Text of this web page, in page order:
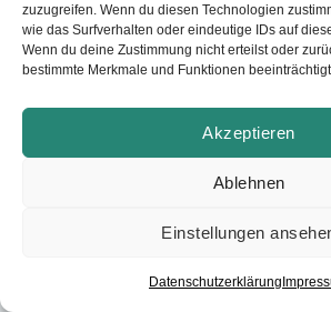
zuzugreifen. Wenn du diesen Technologien
wie das Surfverhalten oder eindeutige IDs auf
Wenn du deine Zustimmung nicht erteilst oder
bestimmte Merkmale und Funktionen
Akzeptieren
Ablehnen
Einstellungen
Datenschutzerklärung